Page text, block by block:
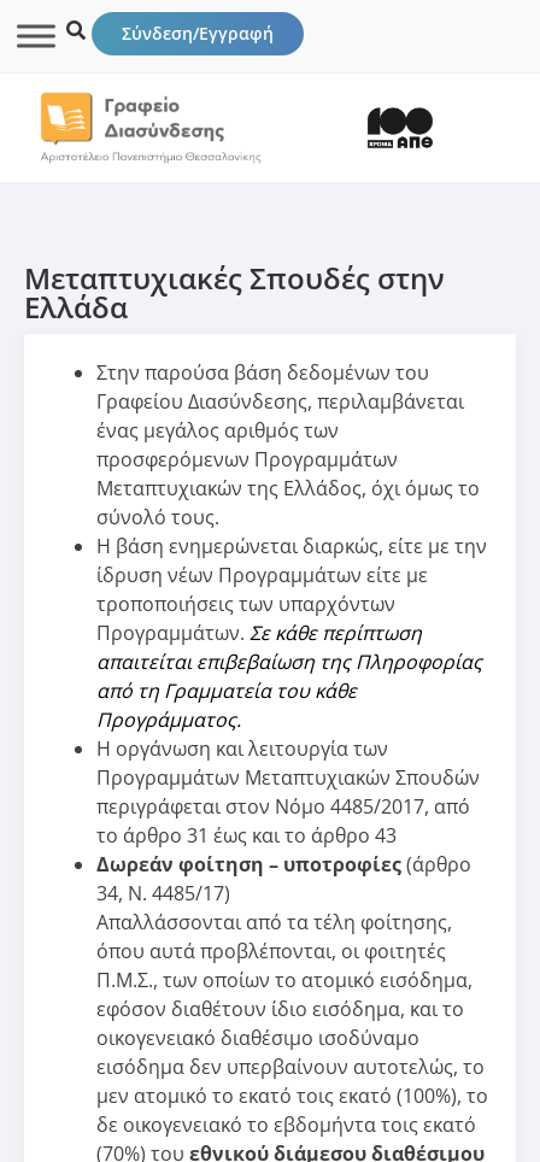
Σύνδεση/Εγγραφή
Μεταπτυχιακές Σπουδές στην
Ελλάδα
Στην παρούσα βάση δεδομένων του
Γραφείου Διασύνδεσης, περιλαμβάνεται
ένας μεγάλος αριθμός των
προσφερόμενων Προγραμμάτων
Μεταπτυχιακών της Ελλάδος, όχι όμως το
σύνολό τους.
Η βάση ενημερώνεται διαρκώς, είτε με την
ίδρυση νέων Προγραμμάτων είτε με
τροποποιήσεις των υπαρχόντων
Προγραμμάτων. Σε κάθε περίπτωση
απαιτείται επιβεβαίωση της Πληροφορίας
από τη Γραμματεία του κάθε
Προγράμματος.
Η οργάνωση και λειτουργία των
Προγραμμάτων Μεταπτυχιακών Σπουδών
περιγράφεται στον Νόμο 4485/2017, από
το άρθρο 31 έως και το άρθρο 43
Δωρεάν φοίτηση – υποτροφίες(άρθρο
34, Ν. 4485/17)
Απαλλάσσονται από τα τέλη φοίτησης,
όπου αυτά προβλέπονται, οι φοιτητές
Π.Μ.Σ., των οποίων το ατομικό εισόδημα,
εφόσον διαθέτουν ίδιο εισόδημα, και το
οικογενειακό διαθέσιμο ισοδύναμο
εισόδημα δεν υπερβαίνουν αυτοτελώς, το
μεν ατομικό το εκατό τοις εκατό (100%), το
δε οικογενειακό το εβδομήντα τοις εκατό
(70%) του εθνικού διάμεσου διαθέσιμου